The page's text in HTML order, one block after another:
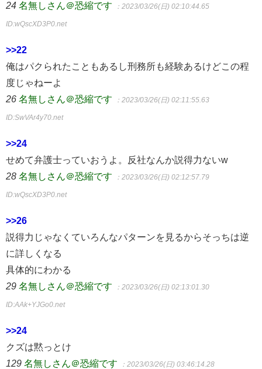
24 名無しさん＠恐縮です ：2023/03/26(日) 02:10:44.65
ID:wQscXD3P0.net
>>22
俺はパクられたこともあるし刑務所も経験あるけどこの程
度じゃねーよ
26 名無しさん＠恐縮です ：2023/03/26(日) 02:11:55.63
ID:SwVAr4y70.net
>>24
せめて弁護士っていおうよ。反社なんか説得力ないw
28 名無しさん＠恐縮です ：2023/03/26(日) 02:12:57.79
ID:wQscXD3P0.net
>>26
説得力じゃなくていろんなパターンを見るからそっちは逆
に詳しくなる
具体的にわかる
29 名無しさん＠恐縮です ：2023/03/26(日) 02:13:01.30
ID:AAk+YJGo0.net
>>24
クズは黙っとけ
129 名無しさん＠恐縮です ：2023/03/26(日) 03:46:14.28